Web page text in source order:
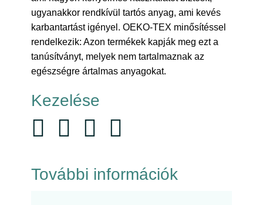
ugyanakkor rendkívül tartós anyag, ami kevés
karbantartást igényel. OEKO-TEX minősítéssel
rendelkezik: Azon termékek kapják meg ezt a
tanúsítványt, melyek nem tartalmaznak az
egészségre ártalmas anyagokat.
Kezelése
További információk